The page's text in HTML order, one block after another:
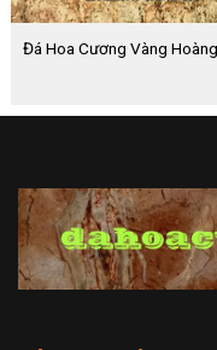
Đá Hoa Cương Vàng